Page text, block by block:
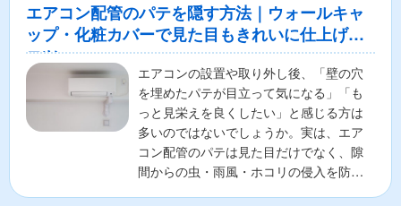
エアコン配管のパテを隠す方法｜ウォールキャ
ップ・化粧カバーで見た目もきれいに仕上げる
コツ
エアコンの設置や取り外し後、「壁の穴
を埋めたパテが目立って気になる」「も
っと見栄えを良くしたい」と感じる方は
多いのではないでしょうか。実は、エア
コン配管のパテは見た目だけでなく、隙
間からの虫・雨風・ホコリの侵入を防ぐ